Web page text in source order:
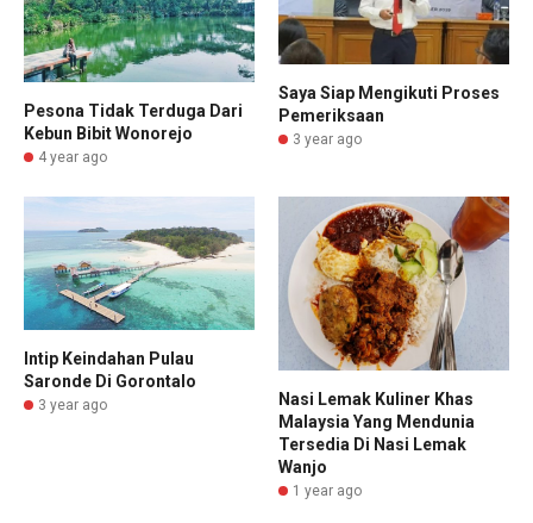
Pesona Tidak Terduga Dari
Kebun Bibit Wonorejo
4 year ago
Saya Siap Mengikuti Proses
Pemeriksaan
3 year ago
Intip Keindahan Pulau
Saronde Di Gorontalo
3 year ago
Nasi Lemak Kuliner Khas
Malaysia Yang Mendunia
Tersedia Di Nasi Lemak
Wanjo
1 year ago